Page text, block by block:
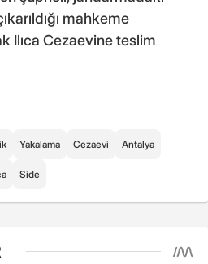
mahkeme
Ilıca Cezaevine teslim
Yakalama Cezaevi Antalya
Side